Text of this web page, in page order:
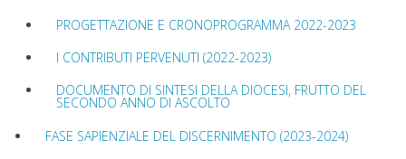
PROGETTAZIONE E CRONOPROGRAMMA 2022-2023
I CONTRIBUTI PERVENUTI (2022-2023)
DOCUMENTO DI SINTESI DELLA DIOCESI, FRUTTO DEL
SECONDO ANNO DI ASCOLTO
FASE SAPIENZIALE DEL DISCERNIMENTO (2023-2024)